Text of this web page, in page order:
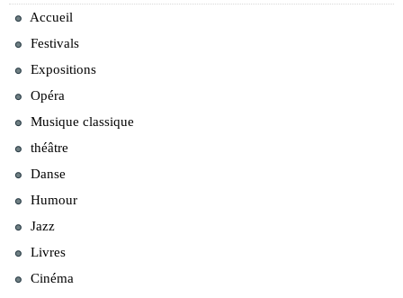
Accueil
Festivals
Expositions
Opéra
Musique classique
théâtre
Danse
Humour
Jazz
Livres
Cinéma